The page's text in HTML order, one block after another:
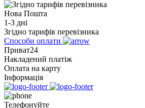
Нова Пошта
1-3 дні
Згідно тарифів перевізника
Способи оплати
Приват24
Накладений платіж
Оплата на карту
Інформація
Телефонуйте